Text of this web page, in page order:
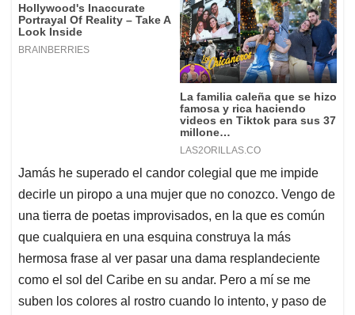
Jamás he superado el candor colegial que me impide
decirle un piropo a una mujer que no conozco. Vengo de
una tierra de poetas improvisados, en la que es común
que cualquiera en una esquina construya la más
hermosa frase al ver pasar una dama resplandeciente
como el sol del Caribe en su andar. Pero a mí se me
suben los colores al rostro cuando lo intento, y paso de